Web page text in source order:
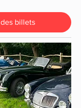
billets